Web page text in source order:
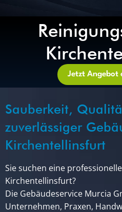
Jetzt Angebot
Sauberkeit,
zuverlässiger
Kirchentellinsfurt
Sie suchen eine
Kirchentellinsfurt?
Die Gebäudeservice Murcia
Unternehmen, Praxen,